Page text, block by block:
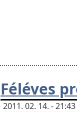
Féléves
2011. 02. 14. -